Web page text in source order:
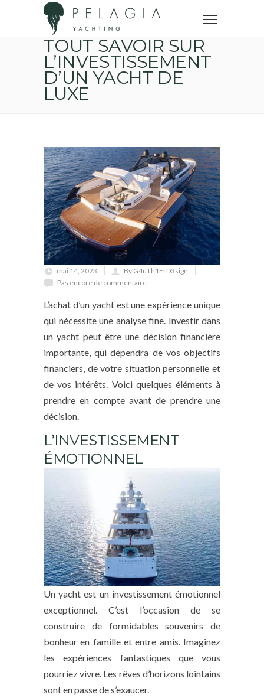
Accueil
Conseils achat yacht
Tout savoir sur l’investissement d’un yacht de luxe
TOUT SAVOIR SUR
L’INVESTISSEMENT
D’UN YACHT DE
LUXE
mai 14, 2023
By G4uTh1ErD3sign
Pas encore de commentaire
L’achat d’un yacht est une expérience unique
qui nécessite une analyse fine. Investir dans
un yacht peut être une décision financière
importante, qui dépendra de vos objectifs
financiers, de votre situation personnelle et
de vos intérêts. Voici quelques éléments à
prendre en compte avant de prendre une
décision.
L’INVESTISSEMENT
ÉMOTIONNEL
Un yacht est un investissement émotionnel
exceptionnel. C’est l’occasion de se
construire de formidables souvenirs de
bonheur en famille et entre amis. Imaginez
les expériences fantastiques que vous
pourriez vivre. Les rêves d’horizons lointains
sont en passe de s’exaucer.